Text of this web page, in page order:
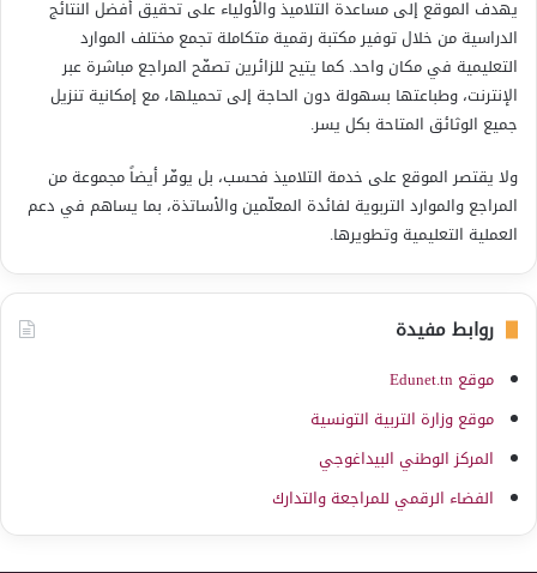
يهدف الموقع إلى مساعدة التلاميذ والأولياء على تحقيق أفضل النتائج
الدراسية من خلال توفير مكتبة رقمية متكاملة تجمع مختلف الموارد
التعليمية في مكان واحد. كما يتيح للزائرين تصفّح المراجع مباشرة عبر
الإنترنت، وطباعتها بسهولة دون الحاجة إلى تحميلها، مع إمكانية تنزيل
جميع الوثائق المتاحة بكل يسر.
ولا يقتصر الموقع على خدمة التلاميذ فحسب، بل يوفّر أيضاً مجموعة من
المراجع والموارد التربوية لفائدة المعلّمين والأساتذة، بما يساهم في دعم
العملية التعليمية وتطويرها.
روابط مفيدة
موقع Edunet.tn
موقع وزارة التربية التونسية
المركز الوطني البيداغوجي
الفضاء الرقمي للمراجعة والتدارك